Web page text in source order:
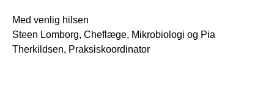
Med venlig hilsen
Steen Lomborg, Cheflæge, Mikrobiologi og Pia
Therkildsen, Praksiskoordinator